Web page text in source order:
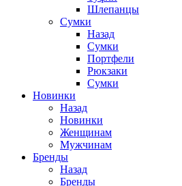
Шлепанцы
Сумки
Назад
Сумки
Портфели
Рюкзаки
Сумки
Новинки
Назад
Новинки
Женщинам
Мужчинам
Бренды
Назад
Бренды